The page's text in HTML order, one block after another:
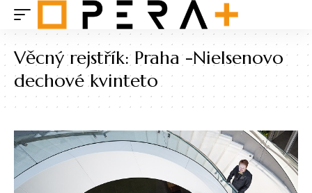
Věcný rejstřík:Praha -Nielsenovo
dechové kvinteto